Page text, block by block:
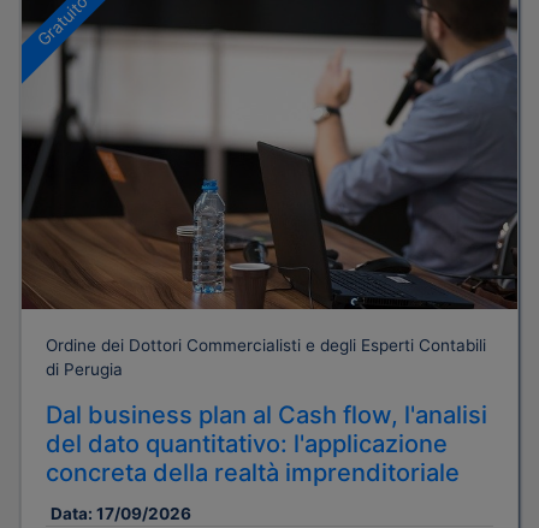
Gratuito
Ordine dei Dottori Commercialisti e degli Esperti Contabili
di Perugia
Dal business plan al Cash flow, l'analisi
del dato quantitativo: l'applicazione
concreta della realtà imprenditoriale
Data: 17/09/2026